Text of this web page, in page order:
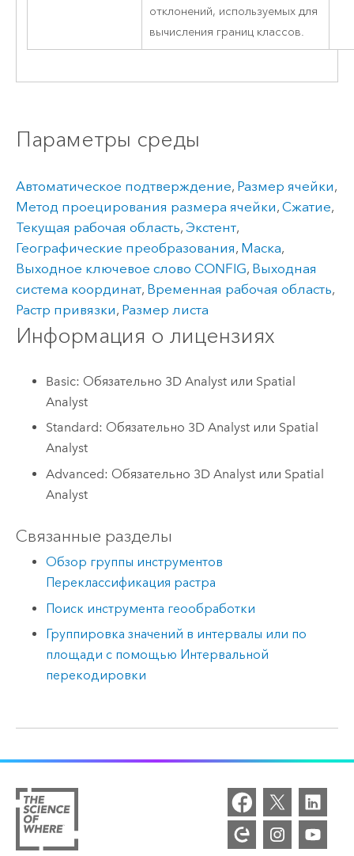
отклонений, используемых для
вычисления границ классов.
Параметры среды
Автоматическое подтверждение, Размер ячейки,
Метод проецирования размера ячейки, Сжатие,
Текущая рабочая область, Экстент,
Географические преобразования, Маска,
Выходное ключевое слово CONFIG, Выходная
система координат, Временная рабочая область,
Растр привязки, Размер листа
Информация о лицензиях
Basic: Обязательно 3D Analyst или Spatial
Analyst
Standard: Обязательно 3D Analyst или Spatial
Analyst
Advanced: Обязательно 3D Analyst или Spatial
Analyst
Связанные разделы
Обзор группы инструментов
Переклассификация растра
Поиск инструмента геообработки
Группировка значений в интервалы или по
площади с помощью Интервальной
перекодировки